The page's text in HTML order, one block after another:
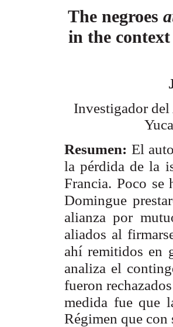
The negroes
in the
Investigador
Resumen: El
la pérdida de la
Francia. Poco se
Domingue
alianza por
aliados al
ahí remitidos en
analiza el
fueron
medida fue que
Régimen que